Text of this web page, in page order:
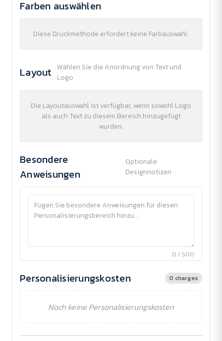
Farben auswählen
Diese Druckmethode erfordert keine Farbauswahl.
Layout Wählen Sie die Anordnung von Text und
Logo
Die Layoutauswahl ist verfügbar, wenn sowohl Logo
als auch Text zu diesem Bereich hinzugefügt
wurden.
Besondere
Anweisungen
Optionale
Designnotizen
0 / 500
Personalisierungskosten 0 charges
Noch keine Personalisierungskosten